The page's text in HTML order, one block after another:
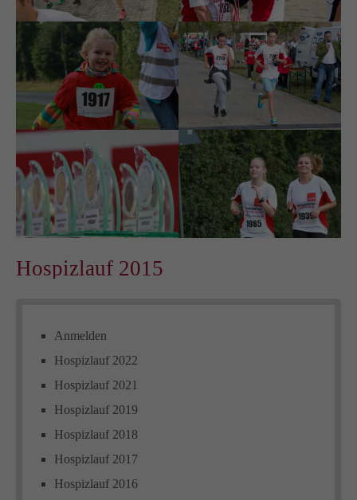
Hospizlauf 2015
Anmelden
Hospizlauf 2022
Hospizlauf 2021
Hospizlauf 2019
Hospizlauf 2018
Hospizlauf 2017
Hospizlauf 2016